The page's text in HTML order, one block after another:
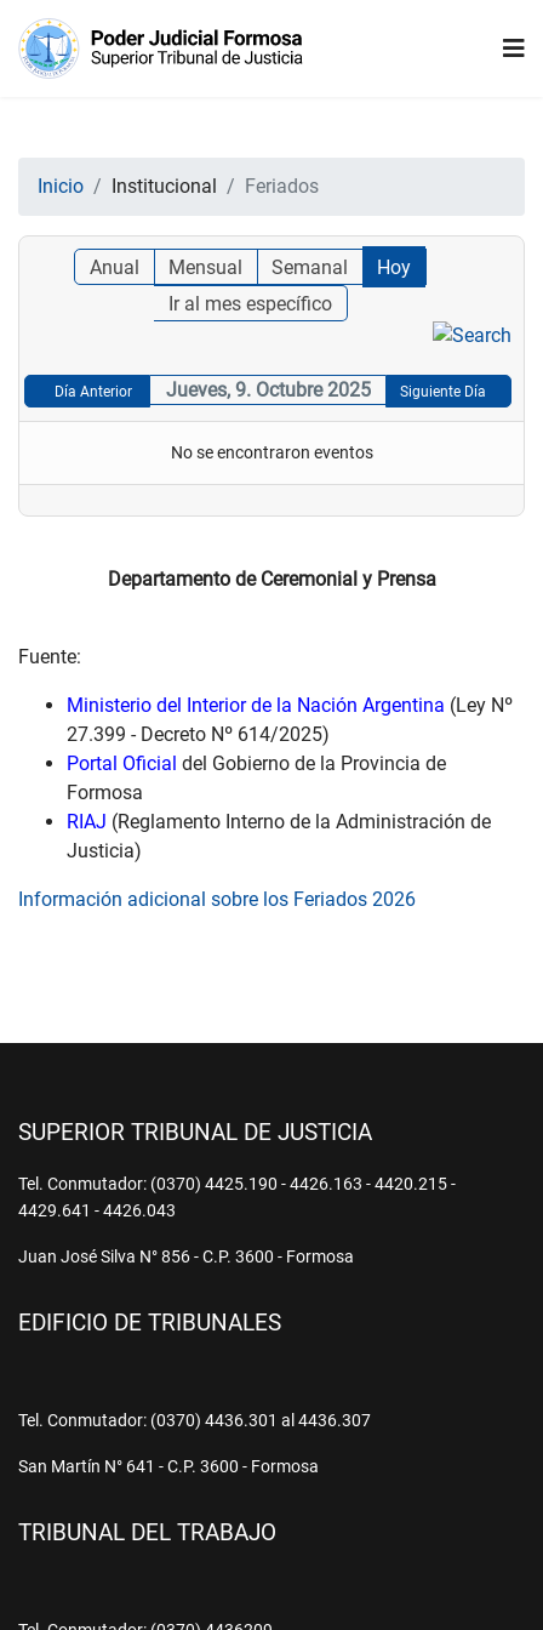
Inicio Institucional Feriados
Anual Mensual Semanal
Hoy
Ir al mes específico
Día Anterior Jueves, 9. Octubre 2025 Siguiente Día
No se encontraron eventos
Departamento de Ceremonial y Prensa
Fuente:
Ministerio del Interior de la Nación Argentina (Ley Nº
27.399 - Decreto Nº 614/2025)
Portal Oficial del Gobierno de la Provincia de
Formosa
RIAJ (Reglamento Interno de la Administración de
Justicia)
Información adicional sobre los Feriados 2026
SUPERIOR TRIBUNAL DE JUSTICIA
Tel. Conmutador: (0370) 4425.190 - 4426.163 - 4420.215 -
4429.641 - 4426.043
Juan José Silva N° 856 - C.P. 3600 - Formosa
EDIFICIO DE TRIBUNALES
Tel. Conmutador: (0370) 4436.301 al 4436.307
San Martín N° 641 - C.P. 3600 - Formosa
TRIBUNAL DEL TRABAJO